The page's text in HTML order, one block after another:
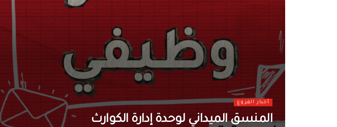
أخبار الفروع
المنسق الميداني لوحدة إدارة الكوارث